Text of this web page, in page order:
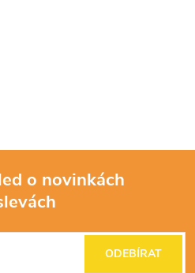
o novinkách
ODEBÍRAT